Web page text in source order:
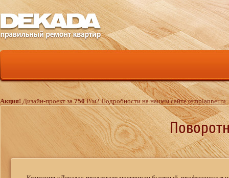
Акция! Дизайн-проект за750 Р/м2 Подробности на нашем сайте remplanner.ru